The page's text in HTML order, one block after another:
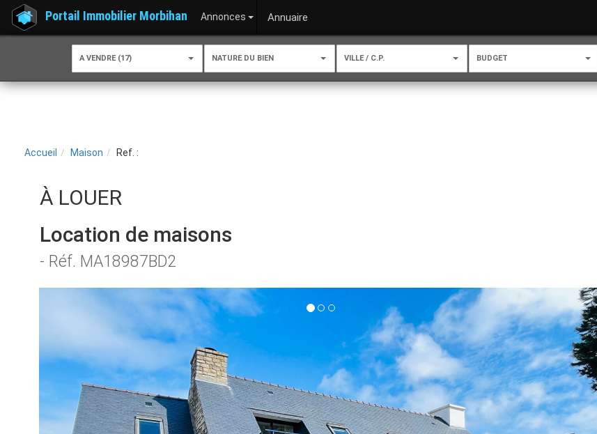
Portail Immobilier Morbihan Annonces Annuaire
A VENDRE (17) NATURE DU BIEN VILLE / C.P. BUDGET
Accueil Maison Ref. :
À LOUER
Location de maisons
- Réf. MA18987BD2